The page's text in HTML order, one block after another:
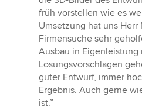
Sternen
früh vorstellen wie es
Umsetzung hat uns
Firmensuche sehr
Ausbau in Eigenleistung
Lösungsvorschlägen
guter Entwurf, immer
Ergebnis. Auch gerne
ist.”